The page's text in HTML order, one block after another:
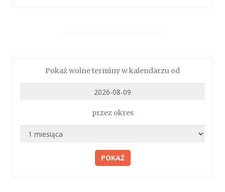
Pokaż wolne terminy w kalendarzu od
przez okres
POKAŻ